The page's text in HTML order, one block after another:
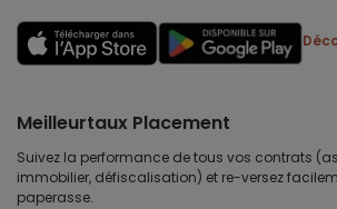
Meilleurtaux Placement
Suivez la performance de tous vos contrats
immobilier, défiscalisation) et re-versez
paperasse.